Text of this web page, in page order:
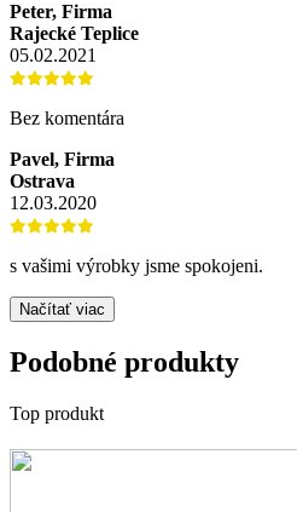
Peter, Firma
Rajecké Teplice
05.02.2021
Bez komentára
Pavel, Firma
Ostrava
12.03.2020
s vašimi výrobky jsme spokojeni.
Načítať viac
Podobné produkty
Top produkt